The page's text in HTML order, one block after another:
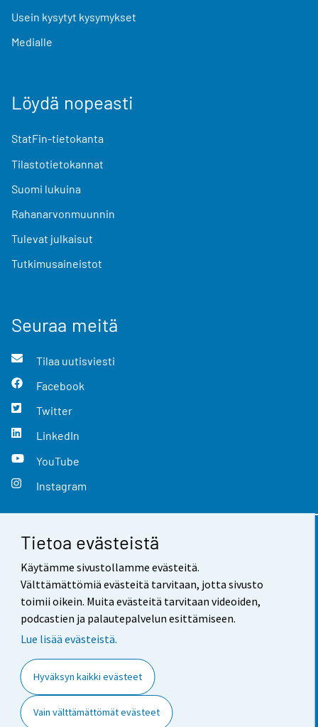
Tietoa evästeistä
Käytämme sivustollamme evästeitä.
Välttämättömiä evästeitä tarvitaan, jotta sivusto
toimii oikein. Muita evästeitä tarvitaan videoiden,
podcastien ja palautepalvelun esittämiseen.
Lue lisää evästeistä.
Hyväksyn kaikki evästeet
Vain välttämättömät evästeet
Usein kysytyt kysymykset
Medialle
Löydä nopeasti
StatFin-tietokanta
Tilastotietokannat
Suomi lukuina
Rahanarvonmuunnin
Tulevat julkaisut
Tutkimusaineistot
Seuraa meitä
Tilaa uutisviesti
Facebook
Twitter
LinkedIn
YouTube
Instagram
Yhteystiedot
Palaute
Käyttöehdot
Saavutettavuus
Tietoa sivustosta
Evästeasetukset